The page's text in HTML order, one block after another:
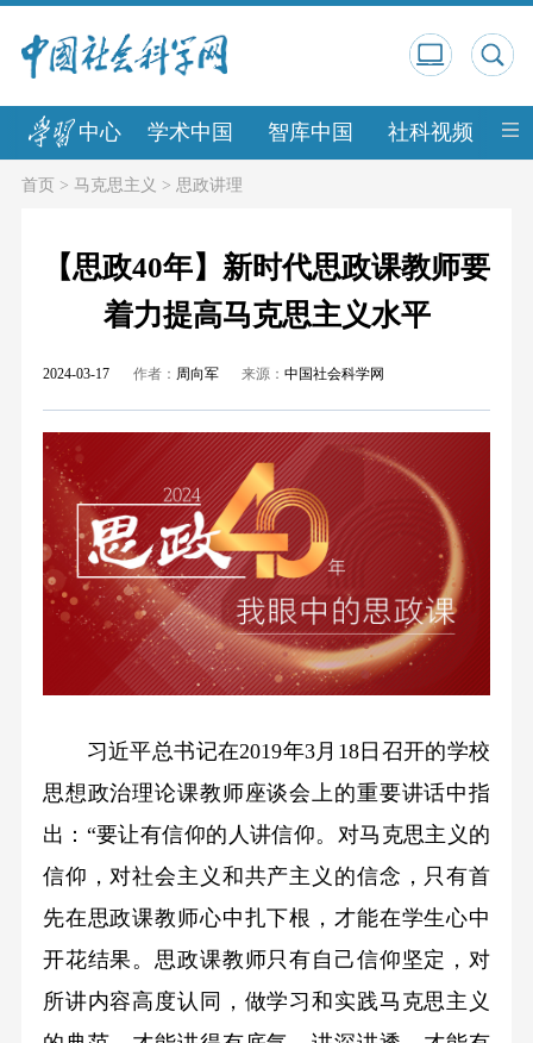
中心 学术中国 智库中国 社科视频 中
首页> 马克思主义 > 思政讲理
【思政40年】新时代思政课教师要
着力提高马克思主义水平
2024-03-17 作者： 周向军 来源：中国社会科学网
习近平总书记在2019年3月18日召开的学校
思想政治理论课教师座谈会上的重要讲话中指
出：“要让有信仰的人讲信仰。对马克思主义的
信仰，对社会主义和共产主义的信念，只有首
先在思政课教师心中扎下根，才能在学生心中
开花结果。思政课教师只有自己信仰坚定，对
所讲内容高度认同，做学习和实践马克思主义